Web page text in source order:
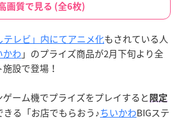
画質で見る (全6枚)
レビ」内にてアニメ化もされている人
かわ 」のプライズ商品が2月下旬より全
設で登場！
ーム機でプライズをプレイすると 限定
きる「お店でもらおう♪ちいかわBIGステ